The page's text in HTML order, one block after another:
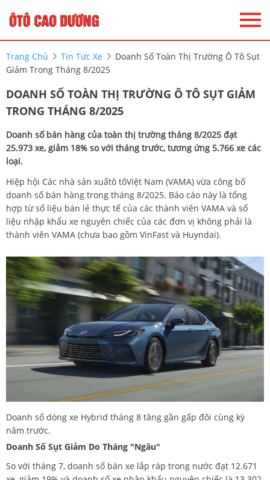
Trang Chủ Tin Tức Xe
Doanh Số Toàn Thị Trường Ô Tô Sụt
Giảm Trong Tháng 8/2025
DOANH SỐ TOÀN THỊ TRƯỜNG Ô TÔ SỤT GIẢM
TRONG THÁNG 8/2025
Doanh số bán hàng của toàn thị trường tháng 8/2025 đạt
25.973 xe, giảm 18% so với tháng trước, tương ứng 5.766 xe các
loại.
Hiệp hội Các nhà sản xuấtô tôViệt Nam (VAMA) vừa công bố
doanh số bán hàng trong tháng 8/2025. Báo cáo này là tổng
hợp từ số liệu bán lẻ thực tế của các thành viên VAMA và số
liệu nhập khẩu xe nguyên chiếc của các đơn vị không phải là
thành viên VAMA (chưa bao gồm VinFast và Huyndai).
Doanh số dòng xe Hybrid tháng 8 tăng gần gấp đôi cùng kỳ
năm trước.
Doanh Số Sụt Giảm Do Tháng "Ngâu"
So với tháng 7, doanh số bán xe lắp ráp trong nước đạt 12.671